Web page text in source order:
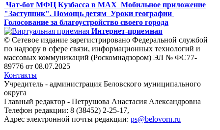
Чат-бот МФЦ Кузбасса в MAX Мобильное приложение
"Заступник". Помощь детям Уроки географии
Голосование за благоустройство своего города
Интернет-приемная
© Сетевое издание зарегистрировано Федеральной службой
по надзору в сфере связи, информационных технологий и
массовых коммуникаций (Роскомнадзором) ЭЛ № ФС77-
89776 от 08.07.2025
Контакты
Учредитель - администрация Беловского муниципального
округа
Главный редактор - Петрушова Анастасия Александровна
Телефон редакции: 8 (38452) 2-25-17,
Адрес электронной почты редакции: ps@belovorn.ru